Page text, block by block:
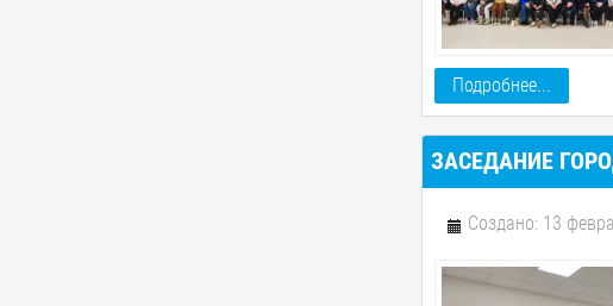
Подробнее...
ЗАСЕДАНИЕ
Создано: 13